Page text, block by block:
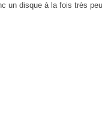
un disque à la fois très